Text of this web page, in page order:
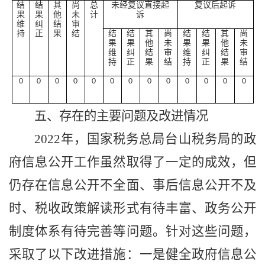
结
果
维
持
结
果
纠
正
其
他
结
果
尚
未
审
结
总
计
未经复议直接起
诉
复议后起诉
结
果
维
持
结
果
纠
正
其
他
结
果
尚
未
审
结
结
果
维
持
结
果
纠
正
其
他
结
果
尚
未
审
结
0 0 0 0 0 0 0 0 0 0 0 0 0
五、存在的主要问题及改进情况
2022年，国家税务总局台山税务局的政
府信息公开工作虽然取得了一定的成效，但
仍存在信息公开不全面、事后信息公开不及
时、税收政策解读形式有待丰富、政务公开
制度体系有待完善等问题。针对这些问题，
采取了以下改进措施：一是健全政府信息公